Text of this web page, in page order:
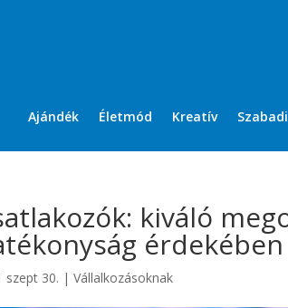
Ajándék Életmód Kreatív
kiváló
érdekében
szept 30. |Vállalkozásoknak